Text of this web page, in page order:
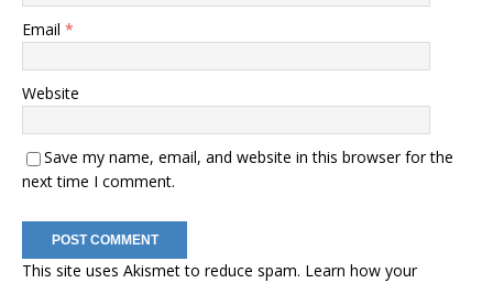
Email *
Website
Save my name, email, and website in this browser for the
next time I comment.
This site uses Akismet to reduce spam. Learn how your